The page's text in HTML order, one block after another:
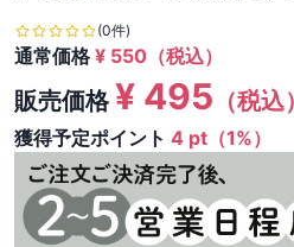
(0件)
通常価格¥ 550 （税込）
販売価格¥ 495 （税込）
獲得予定ポイント 4 pt（1%）